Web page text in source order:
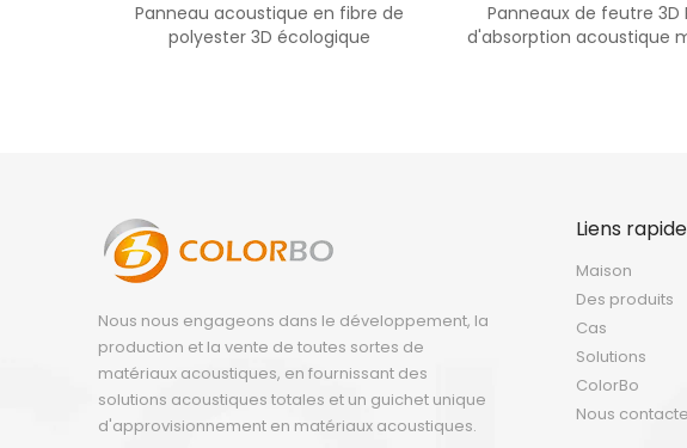
Panneau acoustique en fibre de
polyester 3D écologique
Panneaux de feutre 3D
d'absorption acoustique
Nous nous engageons dans le développement, la
production et la vente de toutes sortes de
matériaux acoustiques, en fournissant des
solutions acoustiques totales et un guichet unique
d'approvisionnement en matériaux acoustiques.
Liens
Maison
Des produits
Cas
Solutions
ColorBo
Nous